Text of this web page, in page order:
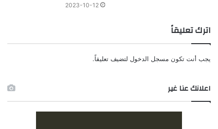
2023-10-12
اترك تعليقاً
يجب أنت تكون مسجل الدخول لتضيف تعليقاً.
اعلانك عنا غير